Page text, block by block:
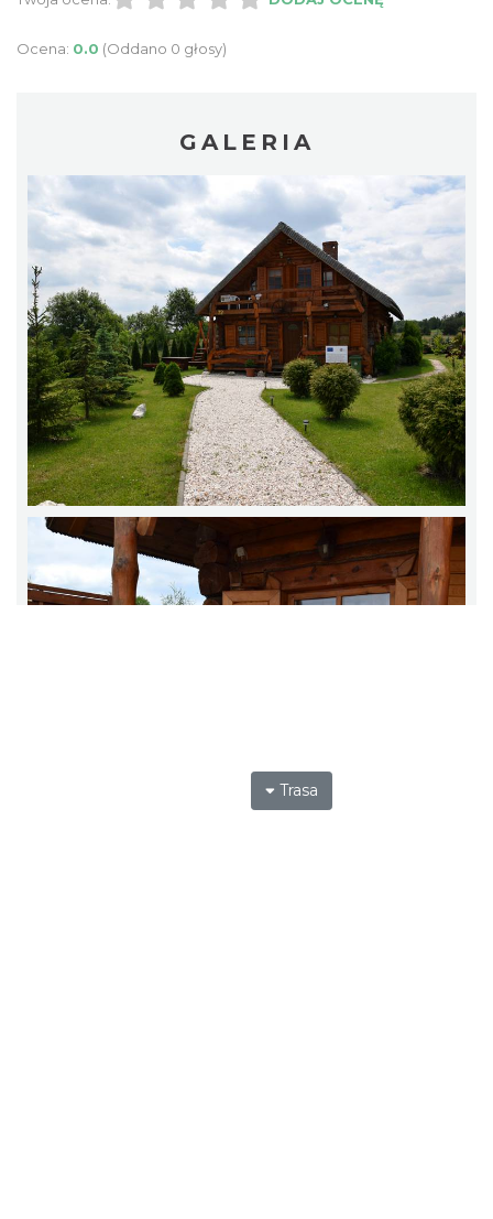
Ocena: 0.0 (Oddano 0 głosy)
GALERIA
Trasa